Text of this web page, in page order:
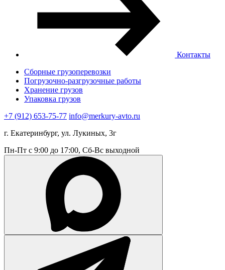
Контакты
Сборные грузоперевозки
Погрузочно-разгрузочные работы
Хранение грузов
Упаковка грузов
+7 (912) 653-75-77 info@merkury-avto.ru
г. Екатеринбург, ул. Лукиных, 3г
Пн-Пт с 9:00 до 17:00, Сб-Вс выходной